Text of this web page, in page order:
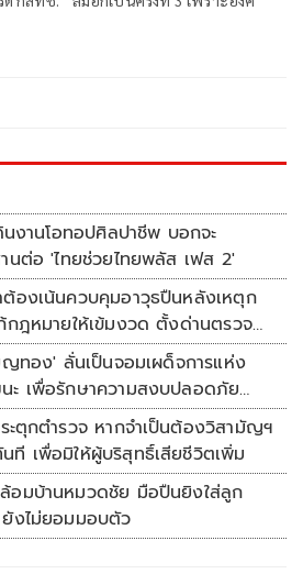
งานโอทอปศิลปาชีพ บอกจะ
นต่อ 'ไทยช่วยไทยพลัส เฟส 2'
ต้องเน้นควบคุมอาวุธปืนหลังเหตุก
กฎหมายให้เข้มงวด ตั้งด่านตรวจ
ทอง' ลั่นเป็นจอมเผด็จการแห่ง
เพื่อรักษาความสงบปลอดภัย
ตุกตำรวจ หากจำเป็นต้องวิสามัญฯ
ที เพื่อมิให้ผู้บริสุทธิ์เสียชีวิตเพิ่ม
อมบ้านหมวดชัย มือปืนยิงใส่ลูก
งไม่ยอมมอบตัว